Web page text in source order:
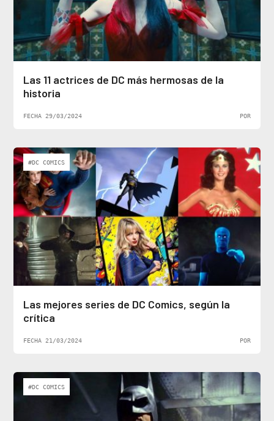
Las 11 actrices de DC más hermosas de la
historia
FECHA 29/03/2024 POR
#DC COMICS
Las mejores series de DC Comics, según la
crítica
FECHA 21/03/2024 POR
#DC COMICS